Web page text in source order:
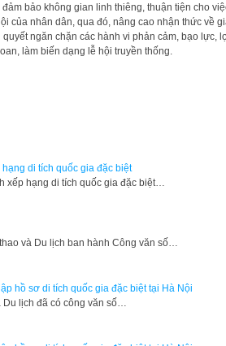
bảo không gian linh thiêng, thuận tiện cho
của nhân dân, qua đó, nâng cao nhận thức về
ngăn chặn các hành vi phản cảm, bạo lực,
làm biến dạng lễ hội truyền thống.
di tích quốc gia đặc biệt
xếp hạng di tích quốc gia đặc biệt…
và Du lịch ban hành Công văn số…
hồ sơ di tích quốc gia đặc biệt tại Hà Nội
lịch đã có công văn số…